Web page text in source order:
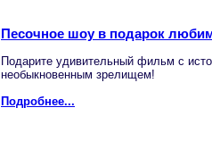
Песочное шоу в подарок
Подарите удивительный фильм с
необыкновенным зрелищем!
Подробнее...